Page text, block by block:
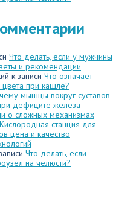
Что делать, если у мужчины
и рекомендации
к записи Что означает
при кашле?
мышцы вокруг суставов
дефиците железа —
о сложных механизмах
Кислородная станция для
цена и качество
Что делать, если
на челюсти?